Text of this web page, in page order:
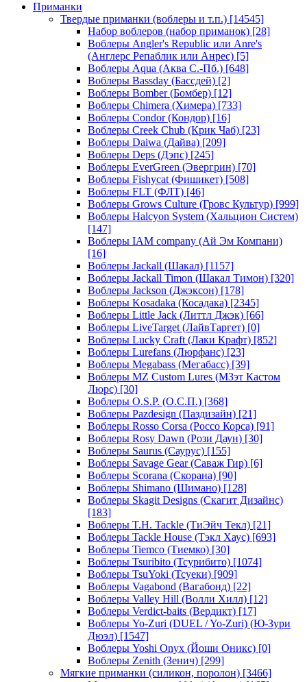
Приманки
Твердые приманки (воблеры и т.п.) [14545]
Набор воблеров (набор приманок) [28]
Воблеры Angler's Republic или Anre's
(Англерс Репаблик или Анрес) [5]
Воблеры Aqua (Аква С.-Пб.) [648]
Воблеры Bassday (Бассдей) [2]
Воблеры Bomber (Бомбер) [12]
Воблеры Chimera (Химера) [733]
Воблеры Condor (Кондор) [16]
Воблеры Creek Chub (Крик Чаб) [23]
Воблеры Daiwa (Дайва) [209]
Воблеры Deps (Дэпс) [245]
Воблеры EverGreen (Эвергрин) [70]
Воблеры Fishycat (Фишикет) [508]
Воблеры FLT (ФЛТ) [46]
Воблеры Grows Culture (Гровс Культур) [999]
Воблеры Halcyon System (Хальцион Систем)
[147]
Воблеры IAM company (Ай Эм Компани)
[16]
Воблеры Jackall (Шакал) [1157]
Воблеры Jackall Timon (Шакал Тимон) [320]
Воблеры Jackson (Джэксон) [178]
Воблеры Kosadaka (Косадака) [2345]
Воблеры Little Jack (Литтл Джэк) [66]
Воблеры LiveTarget (ЛайвТаргет) [0]
Воблеры Lucky Craft (Лаки Крафт) [852]
Воблеры Lurefans (Люрфанс) [23]
Воблеры Megabass (Мегабасс) [39]
Воблеры MZ Custom Lures (МЗэт Кастом
Люрс) [30]
Воблеры O.S.P. (О.С.П.) [368]
Воблеры Pazdesign (Паздизайн) [21]
Воблеры Rosso Corsa (Россо Корса) [91]
Воблеры Rosy Dawn (Рози Даун) [30]
Воблеры Saurus (Саурус) [155]
Воблеры Savage Gear (Саваж Гир) [6]
Воблеры Scorana (Скорана) [90]
Воблеры Shimano (Шимано) [128]
Воблеры Skagit Designs (Скагит Дизайнс)
[183]
Воблеры T.H. Tackle (ТиЭйч Текл) [21]
Воблеры Tackle House (Тэкл Хаус) [693]
Воблеры Tiemco (Тиемко) [30]
Воблеры Tsuribito (Тсурибито) [1074]
Воблеры TsuYoki (Тсуеки) [909]
Воблеры Vagabond (Вагабонд) [22]
Воблеры Valley Hill (Волли Хилл) [12]
Воблеры Verdict-baits (Вердикт) [17]
Воблеры Yo-Zuri (DUEL / Yo-Zuri) (Ю-Зури
Дюэл) [1547]
Воблеры Yoshi Onyx (Йоши Оникс) [0]
Воблеры Zenith (Зенич) [299]
Мягкие приманки (силикон, поролон) [3466]